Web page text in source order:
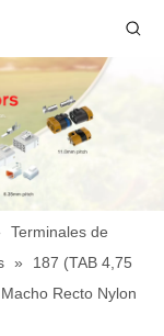
Terminales de
»
187 (TAB 4,75
Recto Nylon